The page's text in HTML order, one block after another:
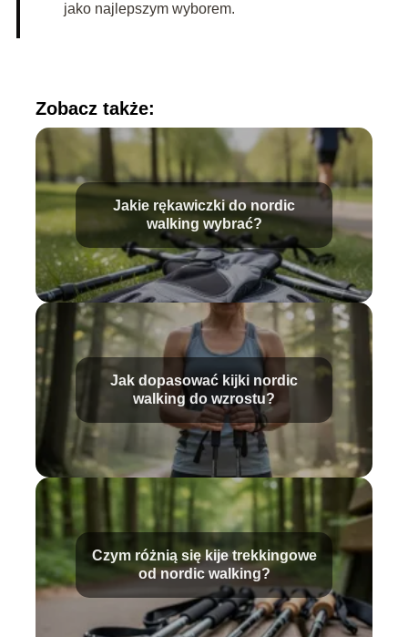
jako najlepszym wyborem.
Zobacz także:
Jakie rękawiczki do nordic
walking wybrać?
Jak dopasować kijki nordic
walking do wzrostu?
Czym różnią się kije trekkingowe
od nordic walking?